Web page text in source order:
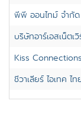
พีพี ออนไทม์ จำกัด
บริษัทอาร์เอสเน็ตเ
Kiss
ชีวาเลียร์ ไอเทค ไ